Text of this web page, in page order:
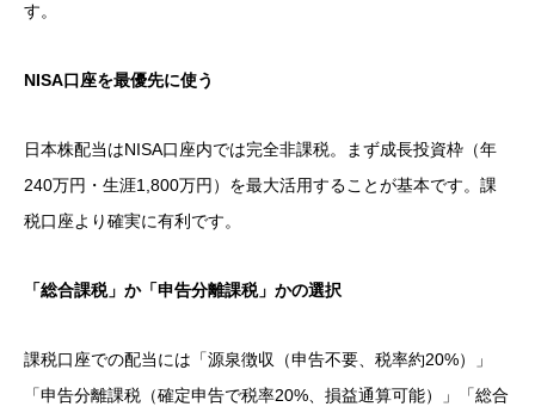
す。
NISA口座を最優先に使う
日本株配当はNISA口座内では完全非課税。まず成長投資枠（年
240万円・生涯1,800万円）を最大活用することが基本です。課
税口座より確実に有利です。
「総合課税」か「申告分離課税」かの選択
課税口座での配当には「源泉徴収（申告不要、税率約20%）」
「申告分離課税（確定申告で税率20%、損益通算可能）」「総合